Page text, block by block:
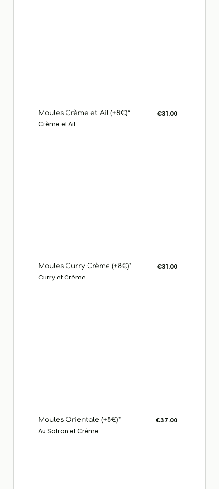
Moules Crème et Ail (+8€)*
Crème et Ail
€31.00
Moules Curry Crème (+8€)*
Curry et Crème
€31.00
Moules Orientale (+8€)*
Au Safran et Crème
€37.00